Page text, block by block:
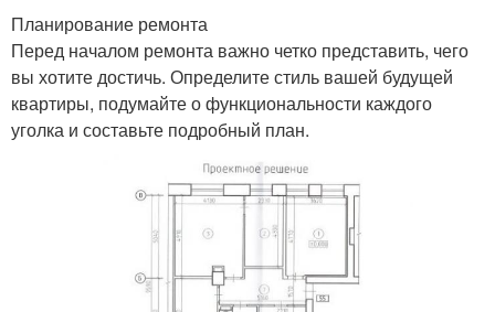
Планирование ремонта
Перед началом ремонта важно четко представить, чего
вы хотите достичь. Определите стиль вашей будущей
квартиры, подумайте о функциональности каждого
уголка и составьте подробный план.